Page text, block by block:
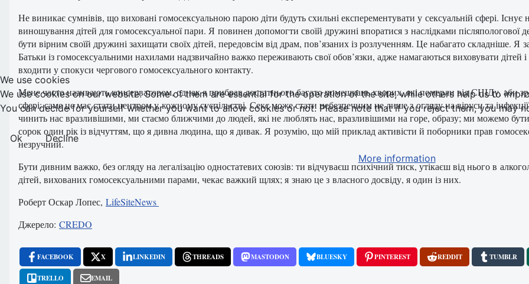
Не виникає сумнівів, що виховані гомосексуальною парою діти будуть схильні експерементувати у сексуальній сфері. Існує
виношування дітей для гомосексуальної пари. Я повинен допомогти своїй дружині впоратися з наслідками післяпологової
бути вірним своїй дружині захищати своїх дітей, передовсім від драм, пов’язаних із розлученням. Це набагато складніше.
Батьки із гомосексуальними нахилами надзвичайно важко переживають свої обов’язки, адже намагаються виховувати дітей
входити у спокуси чергового гомосексуального контакту.
Мене часто називають консерватором, однак я прибрав достатнього багато помешкань хворих, які померли від СНІДу, аби
сфері: саме це має стати центром у кожному суспільстві. Секс може стати небезпечним не лише з огляду на віруси та
чинить нас вразливішими, ми стаємо ближчими до людей, які не люблять нас, вразливішими на горе, образу; ми можемо
сорок один рік із відчуттям, що я дивна людина, що я дивак. Я розумію, що мій приклад активісти й поборники прав
незручний.
Бути дивним важко, без огляду на легалізацію одностатевих союзів: ти відчуваєш психічний тиск, утікаєш від нього в
дітей, вихованих гомосексуальними парами, чекає важкий щлях; я знаю це з власного досвіду, я один із них.
Роберт Оскар Лопес, LifeSiteNews
Джерело: CREDO
FACEBOOK X LINKEDIN THREADS MASTODON BLUESKY PINTEREST REDDIT TUMBLR
TRELLO EMAIL
We use cookies
We use cookies on our website. Some of them are essential for the operation of the site, while others help us to
You can decide for yourself whether you want to allow cookies or not. Please note that if you reject them, you may
Ok
Decline
More information